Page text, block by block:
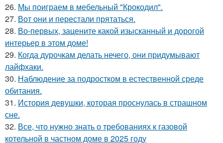
26. Мы поиграем в мебельный "Крокодил".
27. Вот они и перестали прятаться.
28. Во-первых, зацените какой изысканный и дорогой
интерьер в этом доме!
29. Когда дурочкам делать нечего, они придумывают
лайфхаки.
30. Наблюдение за подростком в естественной среде
обитания.
31. История девушки, которая проснулась в страшном
сне.
32. Все, что нужно знать о требованиях к газовой
котельной в частном доме в 2025 году